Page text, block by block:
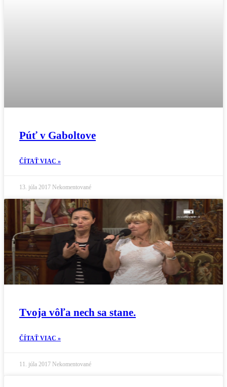
Púť v Gaboltove
ČÍTAŤ VIAC »
13. júla 2017 Nekomentované
Tvoja vôľa nech sa stane.
ČÍTAŤ VIAC »
11. júla 2017 Nekomentované